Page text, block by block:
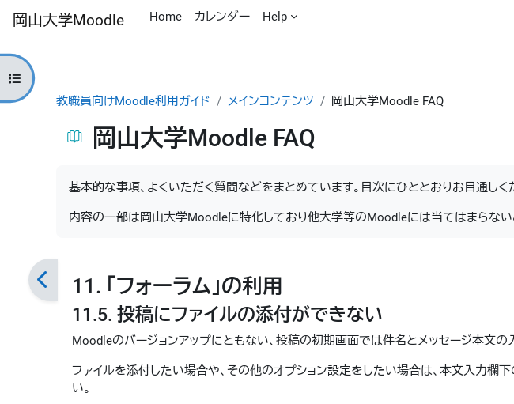
岡山大学Moodle Home カレンダー Help
コースインデックスを開く
教職員向けMoodle利用ガイド
メインコンテンツ 岡山大学Moodle FAQ
岡山大学Moodle FAQ
基本的な事項、よくいただく質問などをまとめています。目次にひととおりお目通しく
内容の一部は岡山大学Moodleに特化しており他大学等のMoodleには当てはまらない
11. 「フォーラム」の利用
11.5. 投稿にファイルの添付ができない
Moodleのバージョンアップにともない、投稿の初期画面では件名とメッセージ本文の
ファイルを添付したい場合や、その他のオプション設定をしたい場合は、本文入力欄下
い。